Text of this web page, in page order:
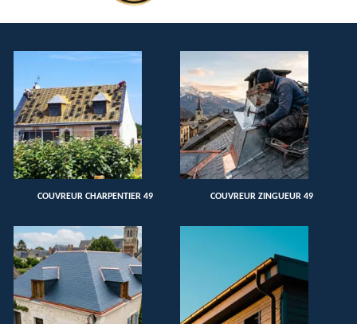
COUVREUR CHARPENTIER 49 COUVREUR ZINGUEUR 49